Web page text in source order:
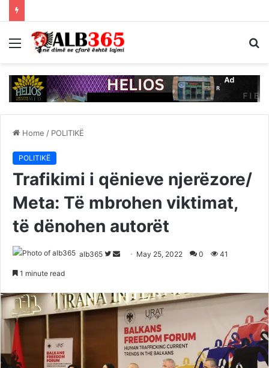
Menu
Home / POLITIKË
POLITIKË
Trafikimi i qënieve njerëzore/
Meta: Të mbrohen viktimat,
të dënohen autorët
alb365
Follow
Send May 25, 2022 0 41
1 minute read